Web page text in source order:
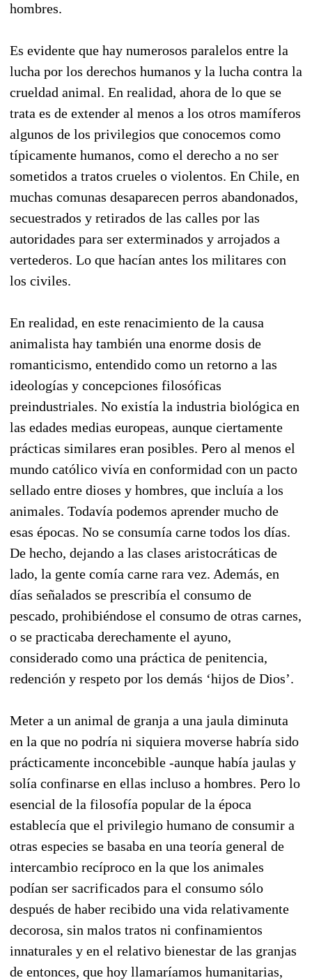
hombres.
Es evidente que hay numerosos paralelos entre la
lucha por los derechos humanos y la lucha contra la
crueldad animal. En realidad, ahora de lo que se
trata es de extender al menos a los otros mamíferos
algunos de los privilegios que conocemos como
típicamente humanos, como el derecho a no ser
sometidos a tratos crueles o violentos. En Chile, en
muchas comunas desaparecen perros abandonados,
secuestrados y retirados de las calles por las
autoridades para ser exterminados y arrojados a
vertederos. Lo que hacían antes los militares con
los civiles.
En realidad, en este renacimiento de la causa
animalista hay también una enorme dosis de
romanticismo, entendido como un retorno a las
ideologías y concepciones filosóficas
preindustriales. No existía la industria biológica en
las edades medias europeas, aunque ciertamente
prácticas similares eran posibles. Pero al menos el
mundo católico vivía en conformidad con un pacto
sellado entre dioses y hombres, que incluía a los
animales. Todavía podemos aprender mucho de
esas épocas. No se consumía carne todos los días.
De hecho, dejando a las clases aristocráticas de
lado, la gente comía carne rara vez. Además, en
días señalados se prescribía el consumo de
pescado, prohibiéndose el consumo de otras carnes,
o se practicaba derechamente el ayuno,
considerado como una práctica de penitencia,
redención y respeto por los demás ‘hijos de Dios’.
Meter a un animal de granja a una jaula diminuta
en la que no podría ni siquiera moverse habría sido
prácticamente inconcebible -aunque había jaulas y
solía confinarse en ellas incluso a hombres. Pero lo
esencial de la filosofía popular de la época
establecía que el privilegio humano de consumir a
otras especies se basaba en una teoría general de
intercambio recíproco en la que los animales
podían ser sacrificados para el consumo sólo
después de haber recibido una vida relativamente
decorosa, sin malos tratos ni confinamientos
innaturales y en el relativo bienestar de las granjas
de entonces, que hoy llamaríamos humanitarias,